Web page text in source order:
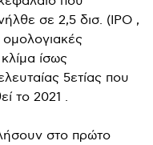
σε 2,5 δισ. (IPO ,
ίσως
5ετίας που
το 2021 .
στο πρώτο